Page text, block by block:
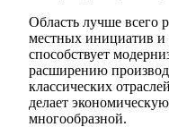
Область лучше всего
местных инициатив
способствует
расширению
классических
делает
многообразной.